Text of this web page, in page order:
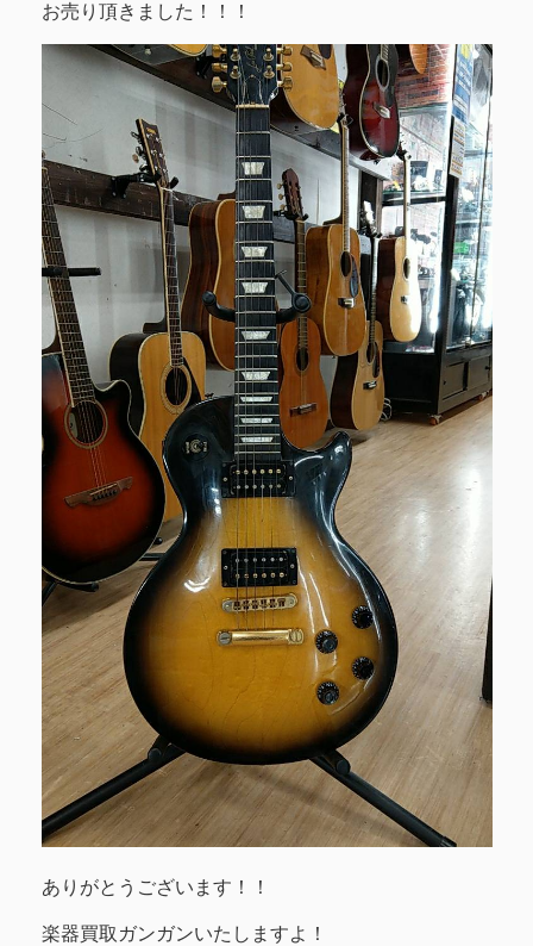
お売り頂きました！！！
ありがとうございます！！
楽器買取ガンガンいたしますよ！